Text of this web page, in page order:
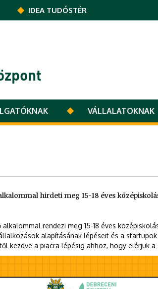
IDEA TUDÓSTÉR
VÁLLALATOKNAK
hirdeti meg 15-18 éves
rendezi meg 15-18 éves
alapításának lépéseit és a
kezdve a piacra lépésig ahhoz, hogy elérjük a